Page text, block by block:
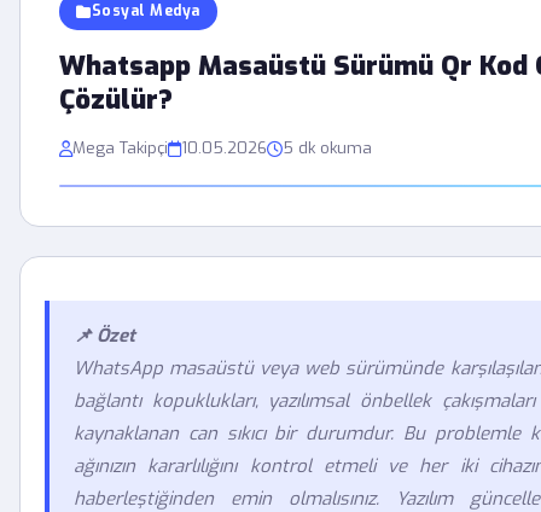
Sosyal Medya
Whatsapp Masaüstü Sürümü Qr Kod
Çözülür?
Mega Takipçi 10.05.2026 5 dk okuma
📌 Özet
WhatsApp masaüstü veya web sürümünde
bağlantı kopuklukları, yazılımsal önbellek
kaynaklanan can sıkıcı bir durumdur. Bu problemle
ağınızın kararlılığını kontrol etmeli ve her iki
haberleştiğinden emin olmalısınız. Yazılım